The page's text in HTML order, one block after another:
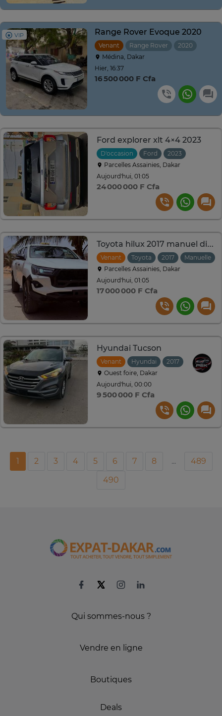
VIP Range Rover Evoque 2020
Venant Range Rover 2020
Médina, Dakar
Hier, 16:37
16 500 000 F Cfa
Ford explorer xlt 4×4 2023
D'occasion Ford 2023
Parcelles Assainies, Dakar
Aujourd'hui, 01:05
24 000 000 F Cfa
Toyota hilux 2017 manuel diesel
Venant Toyota 2017
Manuelle
Parcelles Assainies, Dakar
Aujourd'hui, 01:05
17 000 000 F Cfa
Hyundai Tucson
Venant Hyundai 2017
Ouest foire, Dakar
Aujourd'hui, 00:00
9 500 000 F Cfa
1 2 3 4 5 6 7 8 ...
489
490
Qui sommes-nous ?
Vendre en ligne
Boutiques
Deals